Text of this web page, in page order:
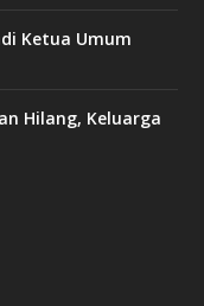
Ketua Umum
Hilang, Keluarga